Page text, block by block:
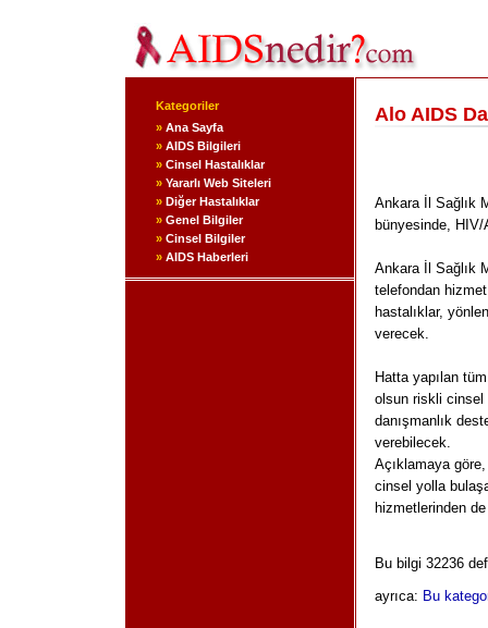
Kategoriler
» Ana Sayfa
» AIDS Bilgileri
» Cinsel Hastalıklar
» Yararlı Web Siteleri
» Diğer Hastalıklar
» Genel Bilgiler
» Cinsel Bilgiler
» AIDS Haberleri
Alo AIDS
Ankara İl Sağlık
bünyesinde, HIV/
Ankara İl Sağlık
telefondan
hastalıklar,
verecek.
Hatta yapılan
olsun riskli cinsel
danışmanlık
verebilecek.
Açıklamaya
cinsel yolla
hizmetlerinden
Bu bilgi 32236
ayrıca: Bu